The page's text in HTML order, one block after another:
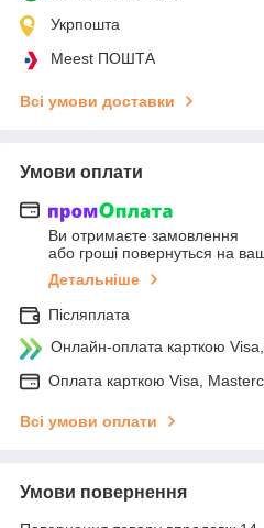
Укрпошта
Meest ПОШТА
Всі умови доставки
Умови оплати
Ви отримаєте замовлення
або гроші повернуться на
Детальніше
Післяплата
Онлайн-оплата карткою
Оплата карткою Visa,
Всі умови оплати
Умови повернення